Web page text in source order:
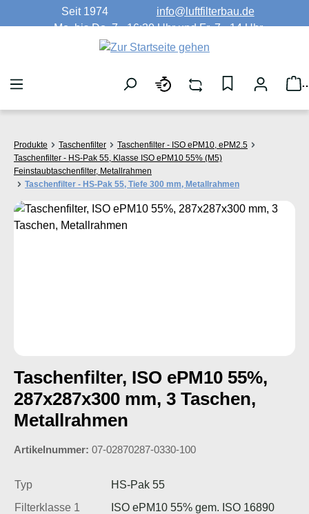
Zum Hauptinhalt springen
Seit 1974
info@luftfilterbau.de
Mo. bis Do. 7 - 16:30 Uhr und Fr. 7 - 14 Uhr
Produkte Taschenfilter
Taschenfilter - ISO ePM10, ePM2.5
Taschenfilter - HS-Pak 55, Klasse ISO ePM10 55% (M5)
Feinstaubtaschenfilter, Metallrahmen
Taschenfilter - HS-Pak 55, Tiefe 300 mm, Metallrahmen
Bildergalerie überspringen
Taschenfilter, ISO ePM10 55%,
287x287x300 mm, 3 Taschen,
Metallrahmen
Artikelnummer: 07-02870287-0330-100
Typ
HS-Pak 55
Filterklasse 1
ISO ePM10 55% gem. ISO 16890